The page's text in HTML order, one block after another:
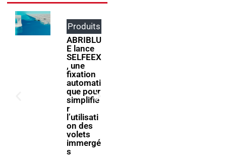
Produits
ABRIBLU
E lance
SELFEEX
, une
fixation
automati
que pour
simplifie
r
l’utilisati
on des
volets
immergé
s